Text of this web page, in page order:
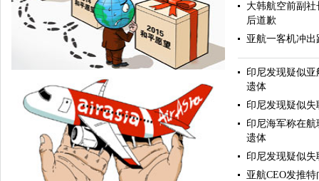
大韩航空前副社
后道歉
亚航一客机冲
印尼发现疑似
遗体
印尼发现疑似
印尼海军称在
遗体
印尼发现疑似
亚航CEO发推